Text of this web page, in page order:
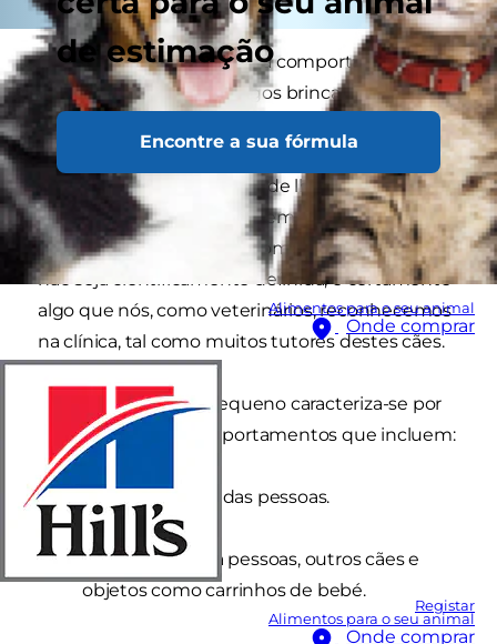
de estimação
Encontre a sua fórmula
Alimentos para o seu animal
Onde comprar
Registar
Alimentos para o seu animal
Onde comprar
O seu cão de raça pequena comporta-se mal e
não o ouve? Os seus amigos brincam que o seu
melhor amigo "tem uma grande personalidade
num corpo tão pequeno"? Se for esse o caso,
pode ser a forma educada de lhe dizerem que o
seu cão de raça pequena tem "síndrome do cão
pequeno". Embora a síndrome do cão pequeno
não seja cientificamente definida, é certamente
algo que nós, como veterinários, reconhecemos
na clínica, tal como muitos tutores destes cães.
O síndrome do cão pequeno caracteriza-se por
um conjunto de comportamentos que incluem:
Saltar para cima das pessoas.
Rosnar e ladrar a pessoas, outros cães e
objetos como carrinhos de bebé.